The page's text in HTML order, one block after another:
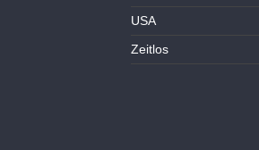
USA
Zeitlos